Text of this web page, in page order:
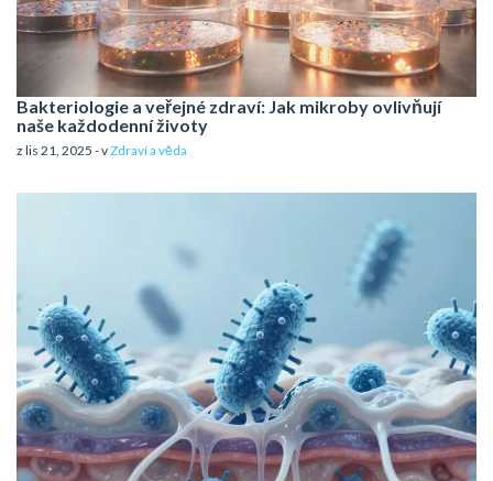
Bakteriologie a veřejné zdraví: Jak mikroby ovlivňují
naše každodenní životy
z lis 21, 2025 - vZdraví a věda